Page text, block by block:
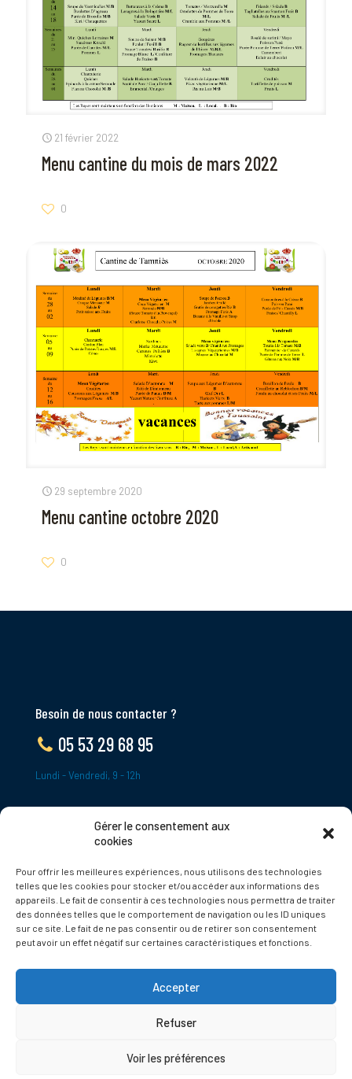
Gérer le consentement aux
cookies
Pour offrir les meilleures expériences, nous utilisons des technologies
telles que les cookies pour stocker et/ou accéder aux informations des
appareils. Le fait de consentir à ces technologies nous permettra de traiter
des données telles que le comportement de navigation ou les ID uniques
sur ce site. Le fait de ne pas consentir ou de retirer son consentement
peut avoir un effet négatif sur certaines caractéristiques et fonctions.
Accepter
Refuser
Voir les préférences
21 février 2022
Menu cantine du mois de mars 2022
0
29 septembre 2020
Menu cantine octobre 2020
0
Besoin de nous contacter ?
05 53 29 68 95
Lundi - Vendredi, 9 - 12h
24620 Tamniès
France
Politique de cookies
© 2025 Tamnies.fr